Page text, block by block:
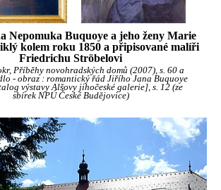
Nepomuka Buquoye a jeho ženy Marie
kolem roku 1850 a připisované malíři
Friedrichu Ströbelovi
Příběhy novohradských domů (2007), s. 60 a
- obraz : romantický řád Jiřího Jana Buquoye
výstavy Alšovy jihočeské galerie], s. 12 (ze
sbírek NPÚ České Budějovice)